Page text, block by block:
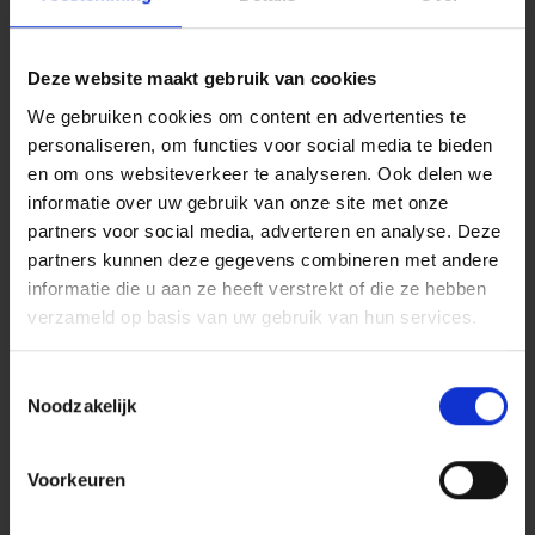
Deze website maakt gebruik van cookies
We gebruiken cookies om content en advertenties te
personaliseren, om functies voor social media te bieden
en om ons websiteverkeer te analyseren. Ook delen we
informatie over uw gebruik van onze site met onze
partners voor social media, adverteren en analyse. Deze
partners kunnen deze gegevens combineren met andere
informatie die u aan ze heeft verstrekt of die ze hebben
verzameld op basis van uw gebruik van hun services.
Noodzakelijk
Voorkeuren
uw bestemming aankomen. U wordt betrapt op
overdreven snelheid en het parket beslist om u te
dagvaarden voor de politierechtbank.
Andere situatie: u rijdt rustig naar huis, maar uw pad
wordt gekruist door een zelfverzekerde Hongaar die
u geen voorrang van rechts verleent. Als uw voertuig
niet verzekerd is voor ‘materiële schade’, dan moet u
zelf stappen ondernemen tegen de Hongaarse
Bent u, zoals in deze twee voorbeelden, betrokken
rechtsbijstandsverzekering u heel wat kopzorgen